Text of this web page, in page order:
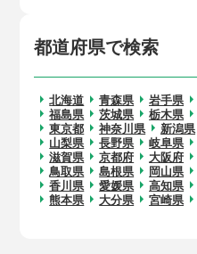
都道府県で検索
北海道 青森県 岩手県
福島県
茨城県 栃木県
東京都
神奈川県 新潟県
山梨県
長野県 岐阜県
滋賀県
京都府 大阪府
鳥取県
島根県 岡山県
香川県
愛媛県 高知県
熊本県
大分県 宮崎県